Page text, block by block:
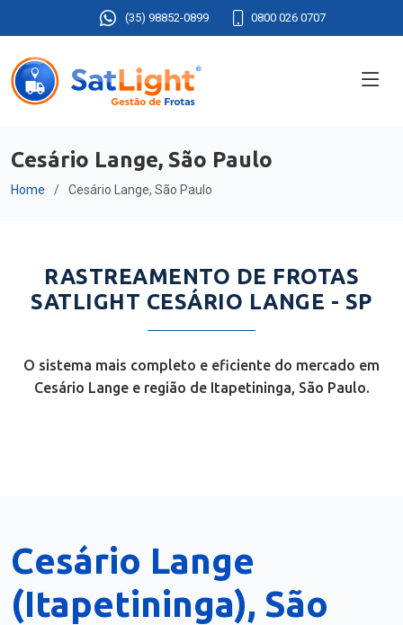
(35) 98852-0899 0800 026 0707
Cesário Lange, São Paulo
Home Cesário Lange, São Paulo
RASTREAMENTO DE FROTAS
SATLIGHT CESÁRIO LANGE - SP
O sistema mais completo e eficiente do mercado em
Cesário Lange e região de Itapetininga, São Paulo.
Cesário Lange
(Itapetininga), São